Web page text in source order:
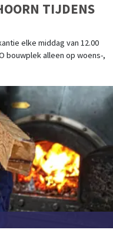
TIJDENS
elke middag van 12.00
bouwplek alleen op woens-,